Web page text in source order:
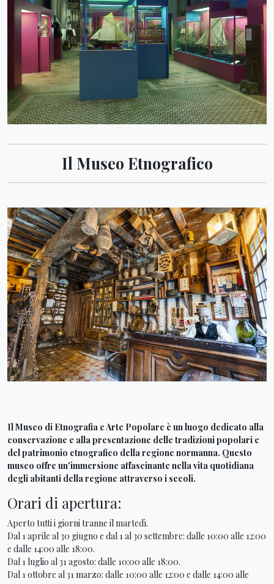
Il Museo Etnografico
Il Museo di Etnografia e Arte Popolare è un luogo dedicato alla
conservazione e alla presentazione delle tradizioni popolari e
del patrimonio etnografico della regione normanna. Questo
museo offre un'immersione affascinante nella vita quotidiana
degli abitanti della regione attraverso i secoli.
Orari di apertura:
Aperto tutti i giorni tranne il martedì.
Dal 1 aprile al 30 giugno e dal 1 al 30 settembre: dalle 10:00 alle 12:00
e dalle 14:00 alle 18:00.
Dal 1 luglio al 31 agosto: dalle 10:00 alle 18:00.
Dal 1 ottobre al 31 marzo: dalle 10:00 alle 12:00 e dalle 14:00 alle